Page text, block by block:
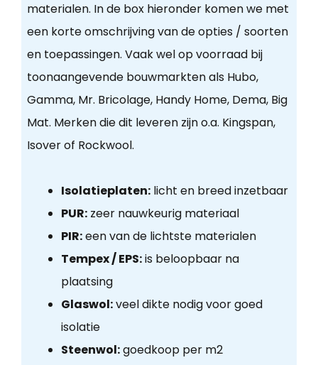
materialen. In de box hieronder komen we met
een korte omschrijving van de opties / soorten
en toepassingen. Vaak wel op voorraad bij
toonaangevende bouwmarkten als Hubo,
Gamma, Mr. Bricolage, Handy Home, Dema, Big
Mat. Merken die dit leveren zijn o.a. Kingspan,
Isover of Rockwool.
Isolatieplaten:licht en breed inzetbaar
PUR:zeer nauwkeurig materiaal
PIR:een van de lichtste materialen
Tempex / EPS:is beloopbaar na
plaatsing
Glaswol:veel dikte nodig voor goed
isolatie
Steenwol:goedkoop per m2